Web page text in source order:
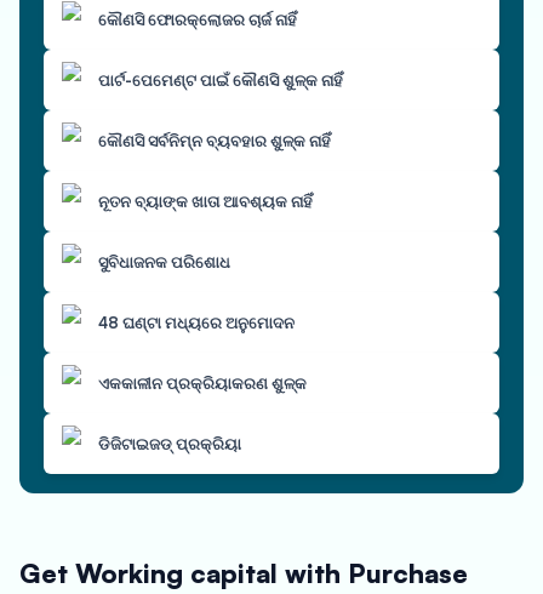
କୌଣସି ଫୋରକ୍ଲୋଜର ଚାର୍ଜ ନାହିଁ
ପାର୍ଟ-ପେମେଣ୍ଟ ପାଇଁ କୌଣସି ଶୁଳ୍କ ନାହିଁ
କୌଣସି ସର୍ବନିମ୍ନ ବ୍ୟବହାର ଶୁଳ୍କ ନାହିଁ
ନୂତନ ବ୍ୟାଙ୍କ ଖାତା ଆବଶ୍ୟକ ନାହିଁ
ସୁବିଧାଜନକ ପରିଶୋଧ
48 ଘଣ୍ଟା ମଧ୍ୟରେ ଅନୁମୋଦନ
ଏକକାଳୀନ ପ୍ରକ୍ରିୟାକରଣ ଶୁଳ୍କ
ଡିଜିଟାଇଜଡ୍ ପ୍ରକ୍ରିୟା
Get Working capital with Purchase